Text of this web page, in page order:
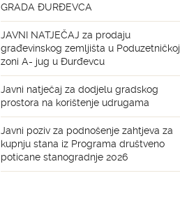
GRADA ĐURĐEVCA
JAVNI NATJEČAJ za prodaju
građevinskog zemljišta u Poduzetničkoj
zoni A- jug u Đurđevcu
Javni natječaj za dodjelu gradskog
prostora na korištenje udrugama
Javni poziv za podnošenje zahtjeva za
kupnju stana iz Programa društveno
poticane stanogradnje 2026